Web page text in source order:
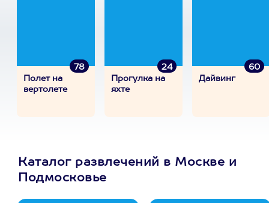
78
Полет на
вертолете
24
Прогулка на
яхте
60
Дайвинг
Каталог развлечений в Москве и
Подмосковье